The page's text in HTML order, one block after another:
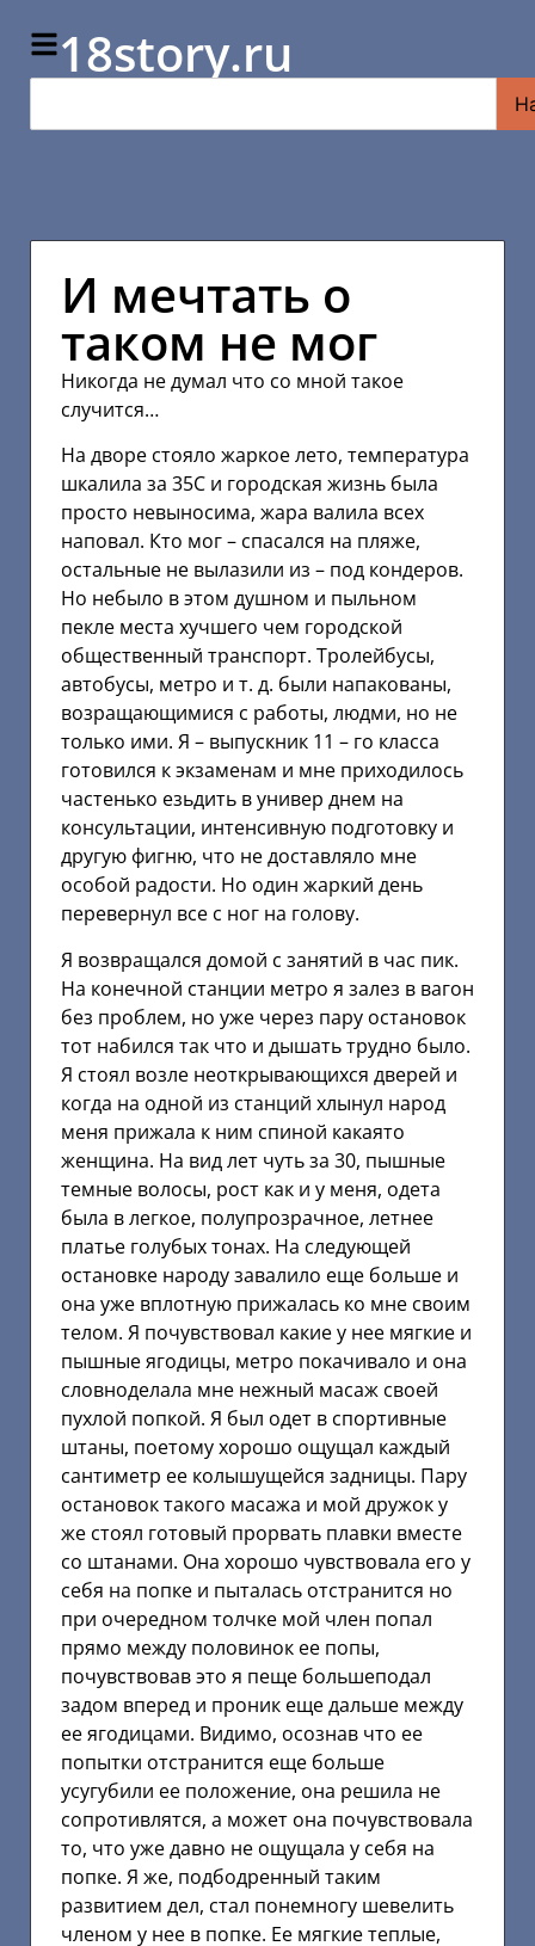
18story.ru
И мечтать о
таком не мог
Никогда не думал что со мной такое
случится…
На дворе стояло жаркое лето, температура
шкалила за 35С и городская жизнь была
просто невыносима, жара валила всех
наповал. Кто мог – спасался на пляже,
остальные не вылазили из – под кондеров.
Но небыло в этом душном и пыльном
пекле места хучшего чем городской
общественный транспорт. Тролейбусы,
автобусы, метро и т. д. были напакованы,
возращающимися с работы, людми, но не
только ими. Я – выпускник 11 – го класса
готовился к экзаменам и мне приходилось
частенько езьдить в универ днем на
консультации, интенсивную подготовку и
другую фигню, что не доставляло мне
особой радости. Но один жаркий день
перевернул все с ног на голову.
Я возвращался домой с занятий в час пик.
На конечной станции метро я залез в вагон
без проблем, но уже через пару остановок
тот набился так что и дышать трудно было.
Я стоял возле неоткрывающихся дверей и
когда на одной из станций хлынул народ
меня прижала к ним спиной какаято
женщина. На вид лет чуть за 30, пышные
темные волосы, рост как и у меня, одета
была в легкое, полупрозрачное, летнее
платье голубых тонах. На следующей
остановке народу завалило еще больше и
она уже вплотную прижалась ко мне своим
телом. Я почувствовал какие у нее мягкие и
пышные ягодицы, метро покачивало и она
словноделала мне нежный масаж своей
пухлой попкой. Я был одет в спортивные
штаны, поетому хорошо ощущал каждый
сантиметр ее колышущейся задницы. Пару
остановок такого масажа и мой дружок у
же стоял готовый прорвать плавки вместе
со штанами. Она хорошо чувствовала его у
себя на попке и пыталась отстранится но
при очередном толчке мой член попал
прямо между половинок ее попы,
почувствовав это я пеще большеподал
задом вперед и проник еще дальше между
ее ягодицами. Видимо, осознав что ее
попытки отстранится еще больше
усугубили ее положение, она решила не
сопротивлятся, а может она почувствовала
то, что уже давно не ощущала у себя на
попке. Я же, подбодренный таким
развитием дел, стал понемногу шевелить
членом у нее в попке. Ее мягкие теплые,